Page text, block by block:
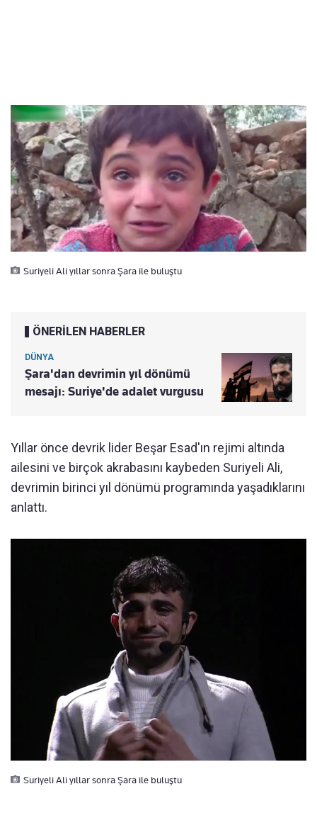
Suriyeli Ali yıllar sonra Şara ile buluştu
ÖNERİLEN HABERLER
DÜNYA
Şara'dan devrimin yıl dönümü
mesajı: Suriye'de adalet vurgusu
Yıllar önce devrik lider Beşar Esad'ın rejimi altında
ailesini ve birçok akrabasını kaybeden Suriyeli Ali,
devrimin birinci yıl dönümü programında yaşadıklarını
anlattı.
Suriyeli Ali yıllar sonra Şara ile buluştu